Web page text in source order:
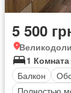
5 500
1 Комната
Балкон
Полностью